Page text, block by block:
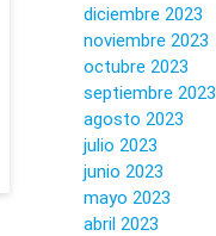
diciembre 2023
noviembre 2023
octubre 2023
septiembre 2023
agosto 2023
julio 2023
junio 2023
mayo 2023
abril 2023